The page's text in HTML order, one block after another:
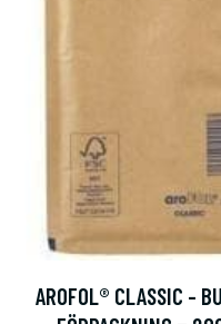
AROFOL® CLASSIC -